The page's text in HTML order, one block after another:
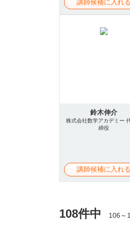
講師候補に入れる
鈴木伸介
株式会社数学アカデミー
締役
講師候補に入れる
108件中 106～